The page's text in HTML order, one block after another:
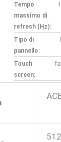
Tempo
massimo di
refresh (Hz):
Tipo di
pannello:
Touch
screen:
512